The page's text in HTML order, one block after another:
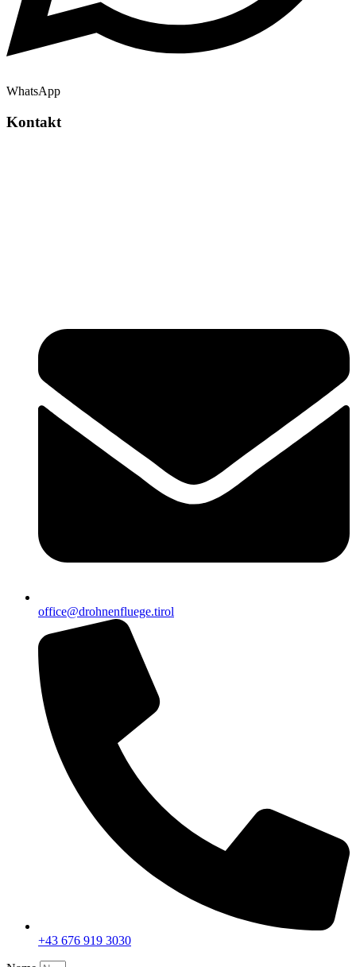
WhatsApp
Kontakt
office@drohnenfluege.tirol
+43 676 919 3030